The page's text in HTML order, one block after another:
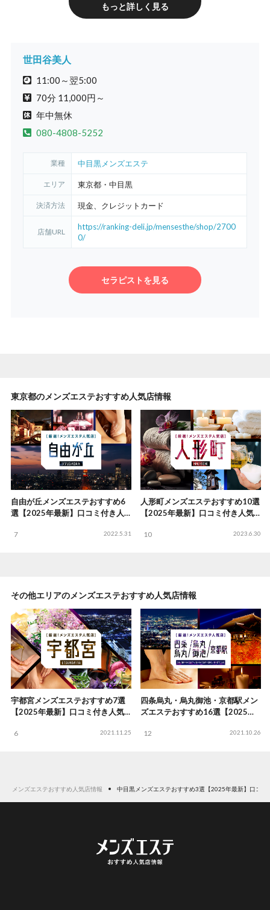
もっと詳しく見る
世田谷美人
11:00～翌5:00
70分 11,000円～
年中無休
080-4808-5252
業種 中目黒メンズエステ
エリア 東京都・中目黒
決済方法 現金、クレジットカード
店舗URL
https://ranking-deli.jp/mensesthe/shop/2700
0/
セラピストを見る
東京都のメンズエステおすすめ人気店情報
自由が丘メンズエステおすすめ6
選【2025年最新】口コミ付き人
7 2022.5.31
人形町メンズエステおすすめ10選
【2025年最新】口コミ付き人気
10 2023.6.30
その他エリアのメンズエステおすすめ人気店情報
宇都宮メンズエステおすすめ7選
【2025年最新】口コミ付き人気
6 2021.11.25
四条烏丸・烏丸御池・京都駅メン
ズエステおすすめ16選【2025年
グ
12 2021.10.26
メンズエステおすすめ人気店情報 中目黒メンズエステおすすめ3選【2025年最新】口コミ